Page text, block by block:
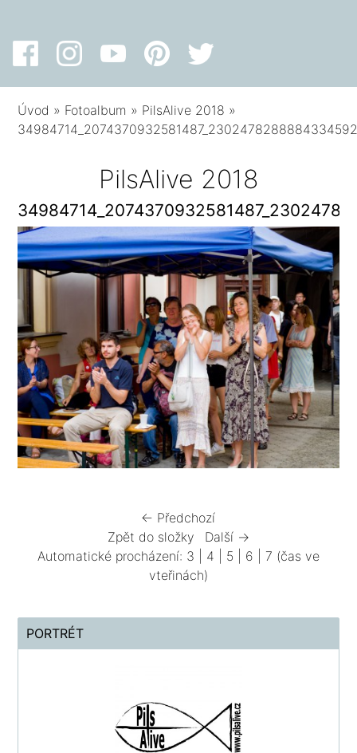
Úvod » Fotoalbum » PilsAlive 2018 »
PilsAlive 2018
← Předchozí
Zpět do složky
Další →
Automatické procházení: 3 4 5 6 7 (čas ve
vteřinách)
PORTRÉT